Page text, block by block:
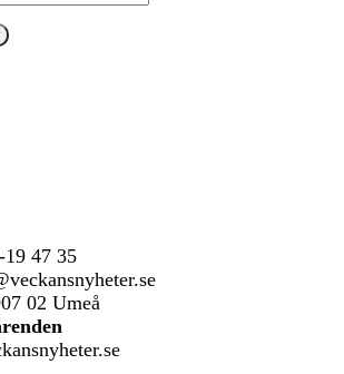
19 47 35
02 Umeå